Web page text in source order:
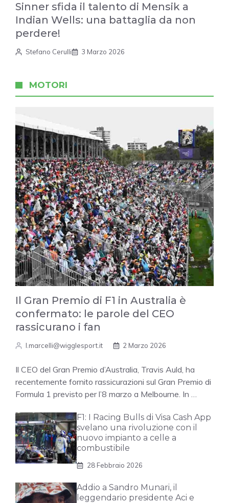
Sinner sfida il talento di Mensik a
Indian Wells: una battaglia da non
perdere!
Stefano Cerulli 3 Marzo 2026
MOTORI
Il Gran Premio di F1 in Australia è
confermato: le parole del CEO
rassicurano i fan
l.marcelli@wigglesport.it 2 Marzo 2026
Il CEO del Gran Premio d’Australia, Travis Auld, ha
recentemente fornito rassicurazioni sul Gran Premio di
Formula 1 previsto per l’8 marzo a Melbourne. In …
F1: I Racing Bulls di Visa Cash App
svelano una rivoluzione con il
nuovo impianto a celle a
combustibile
28 Febbraio 2026
Addio a Sandro Munari, il
leggendario presidente Aci e